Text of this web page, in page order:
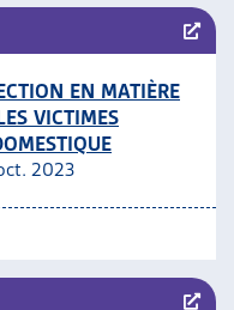
EN MATIÈRE
VICTIMES
2023